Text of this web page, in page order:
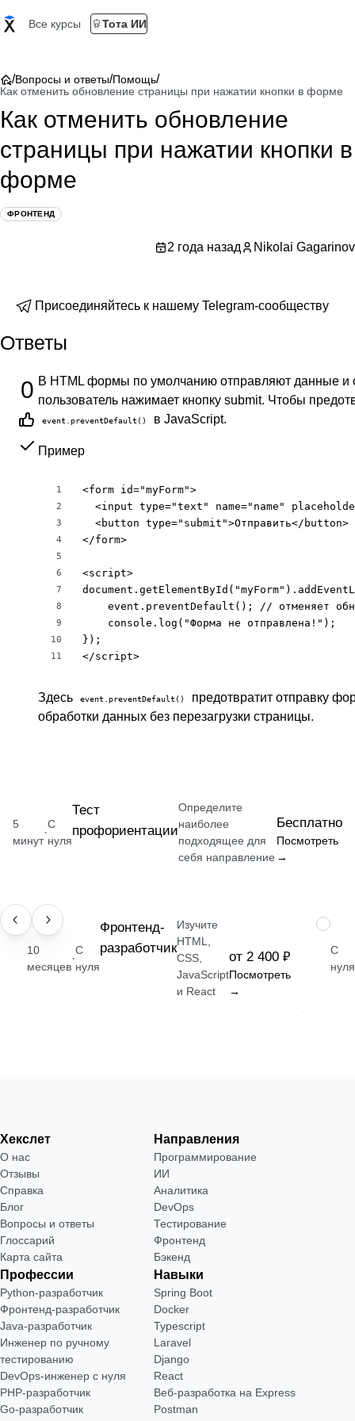
Все курсы Тота ИИ
/Вопросы и ответы/Помощь/
Как отменить обновление страницы при нажатии кнопки в форме
Как отменить обновление
страницы при нажатии кнопки в
форме
ФРОНТЕНД
2 года назад Nikolai Gagarinov
Присоединяйтесь к нашему Telegram-сообществу
Ответы
0 В HTML формы по умолчанию отправляют данные и
пользователь нажимает кнопку submit. Чтобы
event.preventDefault() в JavaScript.
Пример
1
2
3
4
5
6
7
8
9
10
11
<form id="myForm">
<input type="text" name="name"
  <button type="submit">Отправить</button>
</form>
<script>
event.preventDefault(); // отменяет
    console.log("Форма не отправлена!");
});
</script>
Здесь event.preventDefault()
предотвратит отправку
обработки данных без перезагрузки страницы.
5
минут
·
С
нуля
Тест
профориентации
Определите
наиболее
подходящее для
себя направление
Бесплатно
Посмотреть
→
ПРОФЕССИЯ
10
месяцев
·
С
нуля
Фронтенд-
разработчик
Изучите
HTML,
CSS,
JavaScript
и React
от 2 400 ₽
Посмотреть
→
НАВЫК
С
нуля
Хекслет
О нас
Отзывы
Справка
Блог
Вопросы и ответы
Глоссарий
Карта сайта
Направления
Программирование
ИИ
Аналитика
DevOps
Тестирование
Фронтенд
Бэкенд
Профессии
Python-разработчик
Фронтенд-разработчик
Java-разработчик
Инженер по ручному
тестированию
DevOps-инженер с нуля
РНР-разработчик
Go-разработчик
Навыки
Spring Boot
Docker
Typescript
Laravel
Django
React
Веб-разработка на Express
Postman